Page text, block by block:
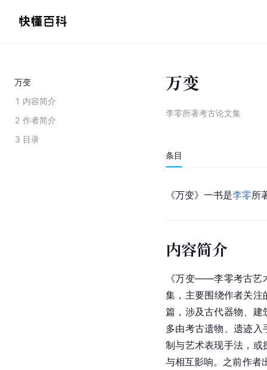
万变
1 内容简介
2 作者简介
3 目录
万变
李零所著考古论文集
条目
《万变》一书是李零所
内容简介
《万变——李零考古艺
集，主要围绕作者关
篇，涉及古代器物、建
多由考古遗物、遗迹入
制与艺术表现手法，或
与相互影响。之前作者